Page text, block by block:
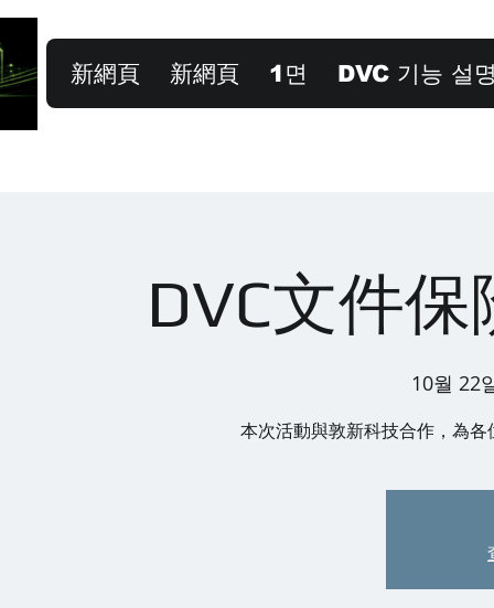
新網頁 新網頁 1면 DVC 기능 설
DVC文件
10월 22
本次活動與敦新科技合作，為